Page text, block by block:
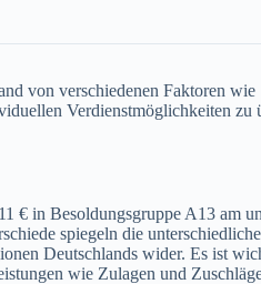
von verschiedenen Faktoren wie
Verdienstmöglichkeiten zu
€ in Besoldungsgruppe A13 am
spiegeln die
Deutschlands wider. Es ist
wie Zulagen und